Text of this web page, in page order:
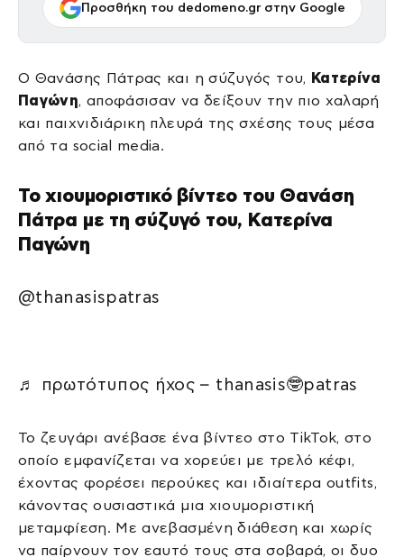
Προσθήκη του dedomeno.gr στην Google
Ο Θανάσης Πάτρας και η σύζυγός του, Κατερίνα
Παγώνη, αποφάσισαν να δείξουν την πιο χαλαρή
και παιχνιδιάρικη πλευρά της σχέσης τους μέσα
από τα social media.
Το χιουμοριστικό βίντεο του Θανάση
Πάτρα με τη σύζυγό του, Κατερίνα
Παγώνη
@thanasispatras
♬ πρωτότυπος ήχος – thanasis🤓patras
Το ζευγάρι ανέβασε ένα βίντεο στο TikTok, στο
οποίο εμφανίζεται να χορεύει με τρελό κέφι,
έχοντας φορέσει περούκες και ιδιαίτερα outfits,
κάνοντας ουσιαστικά μια χιουμοριστική
μεταμφίεση. Με ανεβασμένη διάθεση και χωρίς
να παίρνουν τον εαυτό τους στα σοβαρά, οι δυο